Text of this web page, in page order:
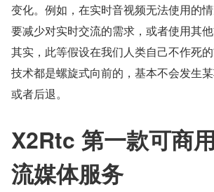
变化。例如，在实时音视频无法使用的
要减少对实时交流的需求，或者使用其他
其实，此等假设在我们人类自己不作死
技术都是螺旋式向前的，基本不会发生
或者后退。
X2Rtc 第一款可商
流媒体服务